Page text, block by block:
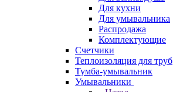
Для кухни
Для умывальника
Распродажа
Комплектующие
Счетчики
Теплоизоляция для труб
Тумба-умывальник
Умывальники